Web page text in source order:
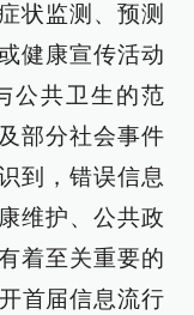
状监测、预测
健康宣传活动
公共卫生的范
部分社会事件
到，错误信息
维护、公共政
着至关重要的
首届信息流行